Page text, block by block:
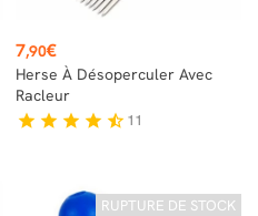
Prix
7,90€
Herse À Désoperculer Avec
Racleur
star star star star star_half 11
RUPTURE DE STOCK